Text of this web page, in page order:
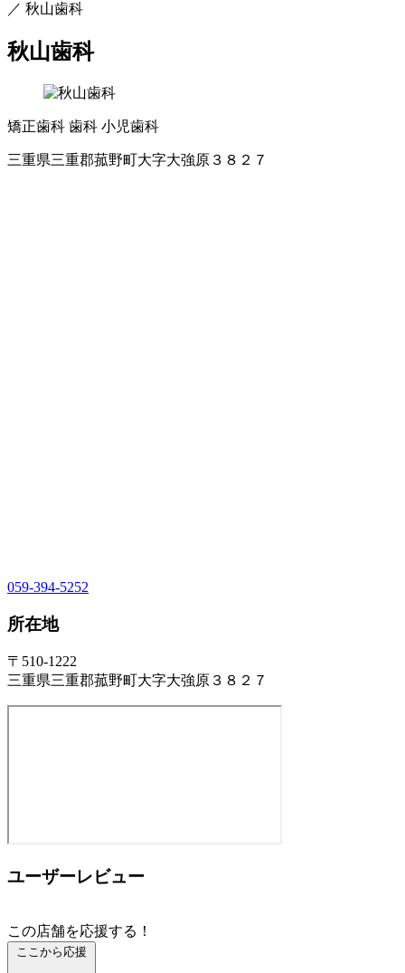
／ 秋山歯科
秋山歯科
矯正歯科 歯科 小児歯科
三重県三重郡菰野町大字大強原３８２７
059-394-5252
所在地
〒510-1222
三重県三重郡菰野町大字大強原３８２７
ユーザーレビュー
この店舗を応援する！
ここから応援